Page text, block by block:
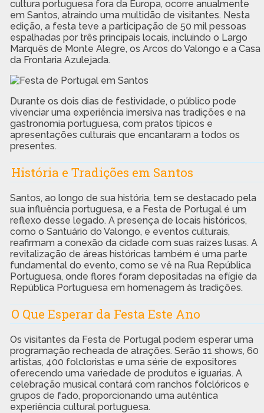
cultura portuguesa fora da Europa, ocorre anualmente
em Santos, atraindo uma multidão de visitantes. Nesta
edição, a festa teve a participação de 50 mil pessoas
espalhadas por três principais locais, incluindo o Largo
Marquês de Monte Alegre, os Arcos do Valongo e a Casa
da Frontaria Azulejada.
Durante os dois dias de festividade, o público pode
vivenciar uma experiência imersiva nas tradições e na
gastronomia portuguesa, com pratos típicos e
apresentações culturais que encantaram a todos os
presentes.
História e Tradições em Santos
Santos, ao longo de sua história, tem se destacado pela
sua influência portuguesa, e a Festa de Portugal é um
reflexo desse legado. A presença de locais históricos,
como o Santuário do Valongo, e eventos culturais,
reafirmam a conexão da cidade com suas raízes lusas. A
revitalização de áreas históricas também é uma parte
fundamental do evento, como se vê na Rua República
Portuguesa, onde flores foram depositadas na efígie da
República Portuguesa em homenagem às tradições.
O Que Esperar da Festa Este Ano
Os visitantes da Festa de Portugal podem esperar uma
programação recheada de atrações. Serão 11 shows, 60
artistas, 400 folcloristas e uma série de expositores
oferecendo uma variedade de produtos e iguarias. A
celebração musical contará com ranchos folclóricos e
grupos de fado, proporcionando uma autêntica
experiência cultural portuguesa.